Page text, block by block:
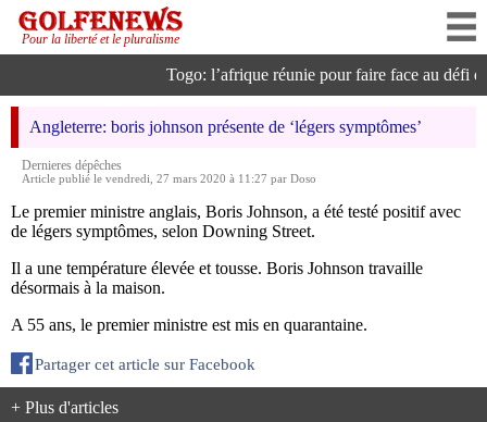
Pour la liberté et le pluralisme
Togo: l’afrique réunie pour faire face au défi
Angleterre: boris johnson présente de ‘légers symptômes’
Dernieres dépêches
Article publié le vendredi, 27 mars 2020 à 11:27 par Doso
Le premier ministre anglais, Boris Johnson, a été testé positif avec
de légers symptômes, selon Downing Street.
Il a une température élevée et tousse. Boris Johnson travaille
désormais à la maison.
A 55 ans, le premier ministre est mis en quarantaine.
Partager cet article sur Facebook
+ Plus d'articles